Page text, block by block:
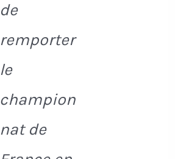
de
remporter
le
champion
nat de